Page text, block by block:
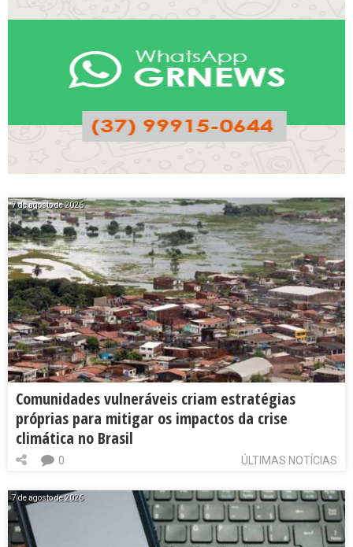
7 de agosto de 2026
Comunidades vulneráveis criam estratégias
próprias para mitigar os impactos da crise
climática no Brasil
ÚLTIMAS NOTÍCIAS
0
7 de agosto de 2026